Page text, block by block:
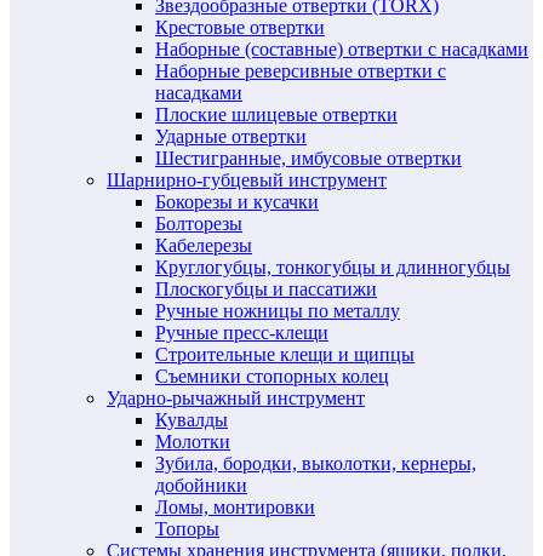
Звездообразные отвертки (TORX)
Крестовые отвертки
Наборные (составные) отвертки с насадками
Наборные реверсивные отвертки с
насадками
Плоские шлицевые отвертки
Ударные отвертки
Шестигранные, имбусовые отвертки
Шарнирно-губцевый инструмент
Бокорезы и кусачки
Болторезы
Кабелерезы
Круглогубцы, тонкогубцы и длинногубцы
Плоскогубцы и пассатижи
Ручные ножницы по металлу
Ручные пресс-клещи
Строительные клещи и щипцы
Съемники стопорных колец
Ударно-рычажный инструмент
Кувалды
Молотки
Зубила, бородки, выколотки, кернеры,
добойники
Ломы, монтировки
Топоры
Системы хранения инструмента (ящики, полки,